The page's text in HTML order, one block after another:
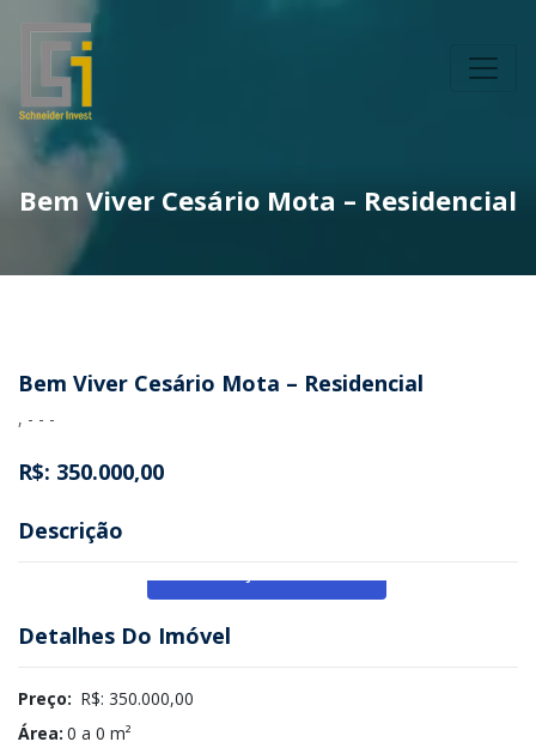
Bem Viver Cesário Mota – Residencial
Bem Viver Cesário Mota – Residencial
, - - -
R$: 350.000,00
Descrição
Detalhes Do Imóvel
Preço: R$: 350.000,00
Área: 0 a 0 m²